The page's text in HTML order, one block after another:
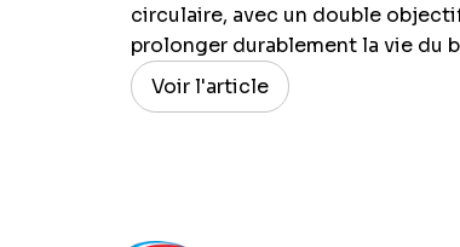
circulaire, avec un double
prolonger durablement la vie du
Voir l'article